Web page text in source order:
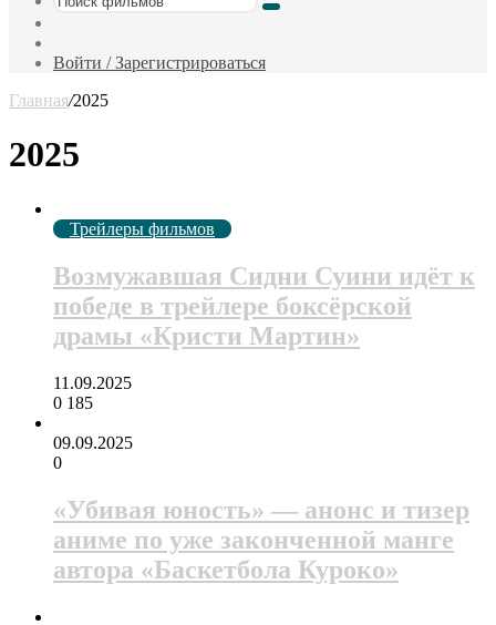
Поиск
фильм
Войти / Зарегистрироваться
Главная/2025
2025
Трейлеры фильмов
Возмужавшая Сидни Суини идёт к
победе в трейлере боксёрской
драмы «Кристи Мартин»
11.09.2025
0 185
09.09.2025
0
«Убивая юность» — анонс и тизер
аниме по уже законченной манге
автора «Баскетбола Куроко»